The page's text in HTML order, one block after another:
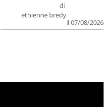
di
ethienne bredy
il 07/08/2026